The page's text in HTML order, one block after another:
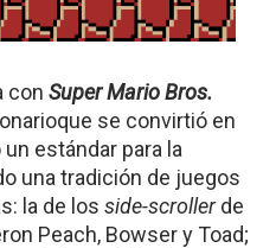
con Super Mario Bros.
se convirtió en
estándar para la
una tradición de juegos
la de los side-scroller de
Peach, Bowser y Toad;